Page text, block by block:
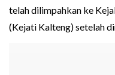
telah dilimpahkan ke
(Kejati Kalteng) setelah